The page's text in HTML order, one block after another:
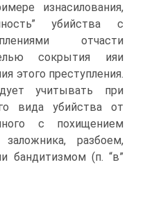
изнасилования,
убийства с
отчасти
сокрытия ияи
этого преступления.
учитывать при
вида убийства от
с похищением
разбоем,
бандитизмом (п. “в”